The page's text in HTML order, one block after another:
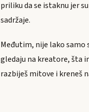
priliku da se istaknu jer
sadržaje.
Međutim, nije lako samo
gledaju na kreatore, šta
razbiješ mitove i kreneš